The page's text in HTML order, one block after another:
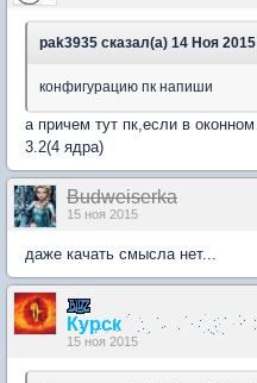
pak3935 сказал(а) 14 Ноя
конфигурацию пк напиши
а причем тут пк,если в
3.2(4 ядра)
Вudweisеrkа
15 ноя 2015
даже качать смысла нет...
Курск
15 ноя 2015